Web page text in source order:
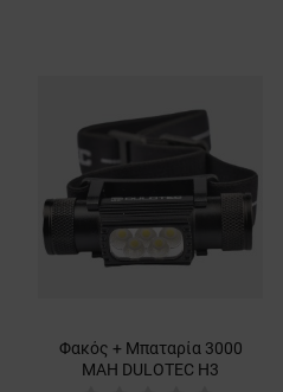
Φακός + Μπαταρία 3000
MAH DULOTEC H3